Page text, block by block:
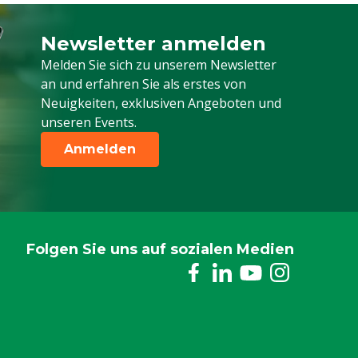
Newsletter anmelden
Melden Sie sich zu unserem Newsletter
an und erfahren Sie als erstes von
Neuigkeiten, exklusiven Angeboten und
unseren Events.
Melden Sie sich für unseren Newsletter
Anmelden
Folgen Sie uns auf sozialen Medien